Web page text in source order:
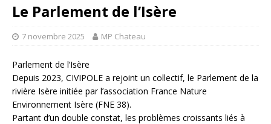
Le Parlement de l’Isère
7 novembre 2025 MP Chateau
Parlement de l’Isère
Depuis 2023, CIVIPOLE a rejoint un collectif, le Parlement de la
rivière Isère initiée par l’association France Nature
Environnement Isère (FNE 38).
Partant d’un double constat, les problèmes croissants liés à